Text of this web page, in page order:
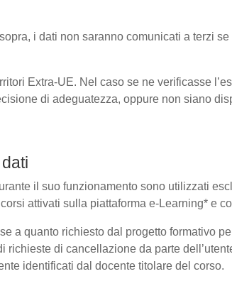
i dati non saranno comunicati a terzi
Extra-UE. Nel caso se ne verificasse
di adeguatezza, oppure non siano
il suo funzionamento sono utilizzati
attivati sulla piattaforma e-Learning* e
a quanto richiesto dal progetto formativo
richieste di cancellazione da parte
identificati dal docente titolare del corso.